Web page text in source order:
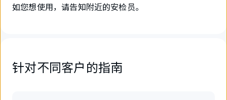
如您想使用，请告知附近的安检员。
针对不同客户的指南